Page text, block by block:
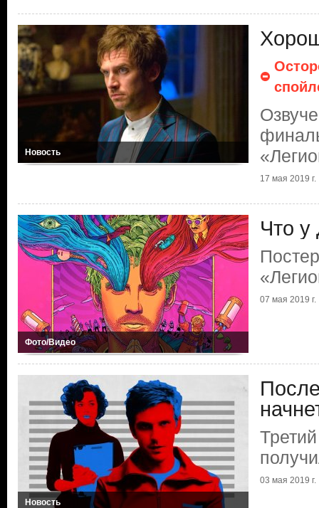
Новость
17 мая 2019 г.
Фото/Видео
Что у
07 мая 2019 г.
Новость
03 мая 2019 г.